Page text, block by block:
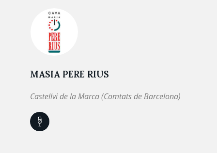
MASIA PERE RIUS
Castellvi de la Marca (Comtats de Barcelona)